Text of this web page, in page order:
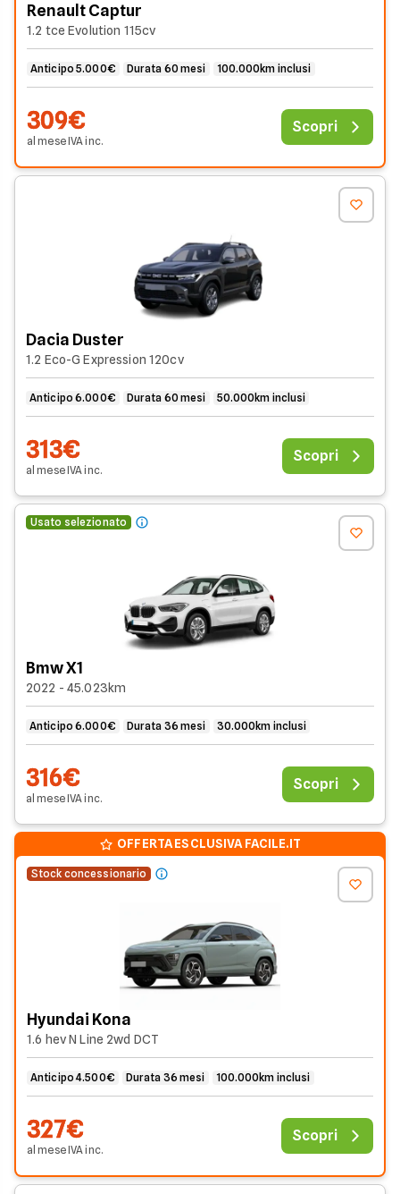
Renault Captur
1.2 tce Evolution 115cv
Anticipo 5.000€ Durata 60 mesi 100.000km inclusi
309€
al meseIVAinc.
Scopri
Dacia Duster
1.2 Eco-G Expression 120cv
Anticipo 6.000€ Durata 60 mesi 50.000km inclusi
313€
al meseIVAinc.
Scopri
Usato selezionato
Bmw X1
2022 - 45.023km
Anticipo 6.000€ Durata 36 mesi 30.000km inclusi
316€
al meseIVAinc.
Scopri
OFFERTA ESCLUSIVA FACILE.IT
Stock concessionario
Hyundai Kona
1.6 hev N Line 2wd DCT
Anticipo 4.500€ Durata 36 mesi 100.000km inclusi
327€
al meseIVAinc.
Scopri